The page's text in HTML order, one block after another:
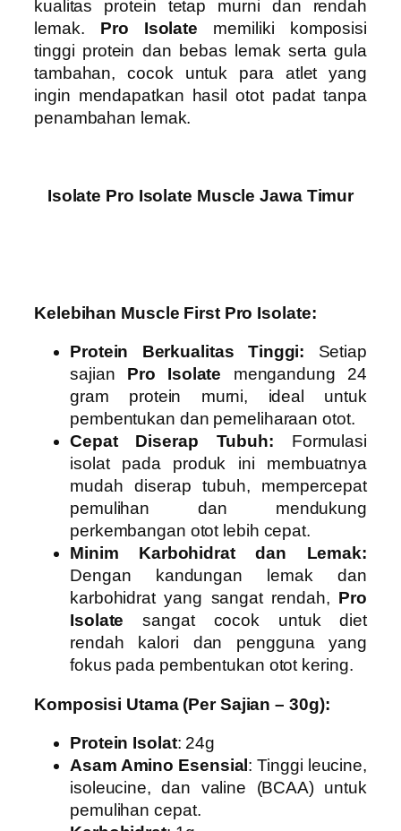
kualitas protein tetap murni dan rendah
lemak. Pro Isolate memiliki komposisi
tinggi protein dan bebas lemak serta gula
tambahan, cocok untuk para atlet yang
ingin mendapatkan hasil otot padat tanpa
penambahan lemak.
Isolate Pro Isolate Muscle Jawa Timur
Kelebihan Muscle First Pro Isolate:
Protein Berkualitas Tinggi: Setiap
sajian Pro Isolate mengandung 24
gram protein murni, ideal untuk
pembentukan dan pemeliharaan otot.
Cepat Diserap Tubuh: Formulasi
isolat pada produk ini membuatnya
mudah diserap tubuh, mempercepat
pemulihan dan mendukung
perkembangan otot lebih cepat.
Minim Karbohidrat dan Lemak:
Dengan kandungan lemak dan
karbohidrat yang sangat rendah, Pro
Isolate sangat cocok untuk diet
rendah kalori dan pengguna yang
fokus pada pembentukan otot kering.
Komposisi Utama (Per Sajian – 30g):
Protein Isolat: 24g
Asam Amino Esensial : Tinggi leucine,
isoleucine, dan valine (BCAA) untuk
pemulihan cepat.